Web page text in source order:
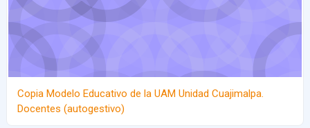
Copia Modelo Educativo de la UAM Unidad Cuajimalpa.
Docentes (autogestivo)